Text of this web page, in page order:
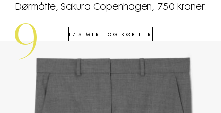
Dørmåtte, Sakura Copenhagen, 750 kroner.
LÆS MERE OG KØB HER
9